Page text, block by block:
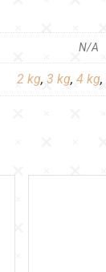
N/A
2 kg, 3 kg, 4 kg,